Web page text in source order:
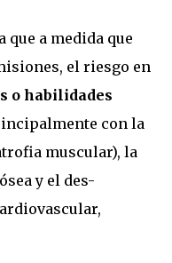
que a medida que
el riesgo en
o habilidades
con la
muscular), la
y el des-